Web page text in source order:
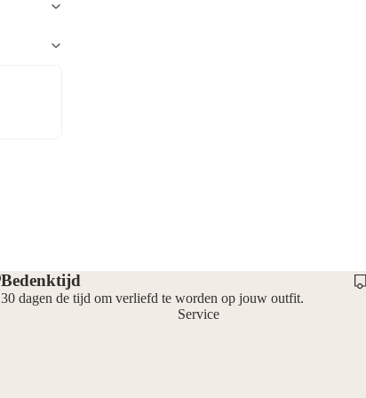
Bedenktijd
30 dagen de tijd om verliefd te worden op jouw outfit.
Service